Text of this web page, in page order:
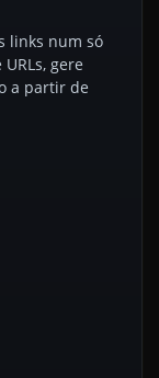
links num só
gere
a partir de